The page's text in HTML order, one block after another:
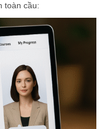
toàn cầu: